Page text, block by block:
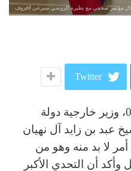
خلال مؤتمر صحفي مع نظيره الروسي سيرغي لافروف
Twitter
قال، اليوم الثلثاء 09/03/2021، وزير خارجية دولة
عبد بن زايد آل نهيان
لا بد منه وهو من
أن التحدي الأكبر